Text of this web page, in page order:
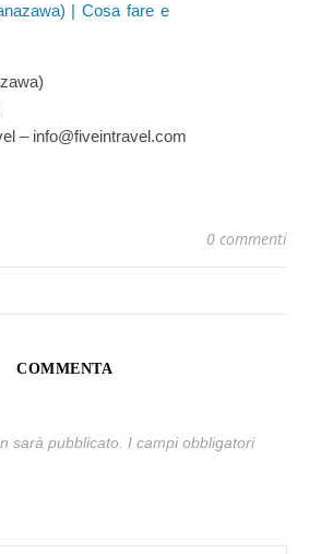
– info@fiveintravel.com
0 commenti
COMMENTA
sarà pubblicato. I campi obbligatori